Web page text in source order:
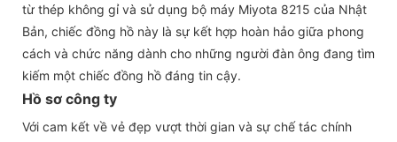
từ thép không gỉ và sử dụng bộ máy Miyota 8215 của Nhật
Bản, chiếc đồng hồ này là sự kết hợp hoàn hảo giữa phong
cách và chức năng dành cho những người đàn ông đang tìm
kiếm một chiếc đồng hồ đáng tin cậy.
Hồ sơ công ty
Với cam kết về vẻ đẹp vượt thời gian và sự chế tác chính